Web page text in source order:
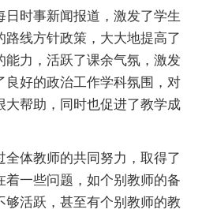
日时事新闻报道，激发了学生
路线方针政策，大大地提高了
能力，活跃了课余气氛，激发
良好的政治工作学科氛围，对
大帮助，同时也促进了教学成
全体教师的共同努力，取得了
着一些问题，如个别教师的备
够活跃，甚至有个别教师的教